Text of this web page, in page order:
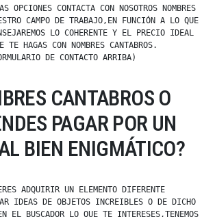
OPCIONES CONTACTA CON NOSOTROS NOMBRES
CAMPO DE TRABAJO,EN FUNCIÓN A LO QUE
LO COHERENTE Y EL PRECIO IDEAL
TE HAGAS CON NOMBRES CANTABROS.
DE CONTACTO ARRIBA)
CANTABROS O
PAGAR POR UN
BIEN ENIGMÁTICO?
ADQUIRIR UN ELEMENTO DIFERENTE
IDEAS DE OBJETOS INCREIBLES O DE DICHO
EL BUSCADOR LO QUE TE INTERESES,TENEMOS